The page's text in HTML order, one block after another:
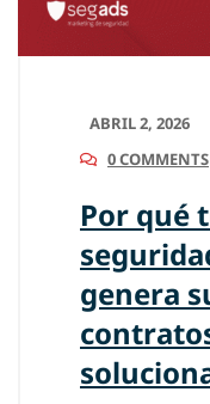
ABRIL 2, 2026
0 COMMENTS
Por qué
genera